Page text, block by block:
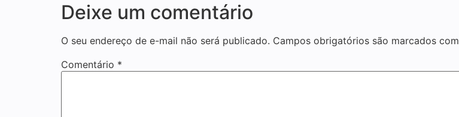
Deixe um comentário
O seu endereço de e-mail não será publicado. Campos obrigatórios são marcados com
Comentário *